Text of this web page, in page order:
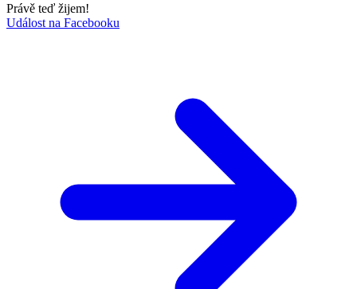
Právě teď žijem!
Událost na Facebooku